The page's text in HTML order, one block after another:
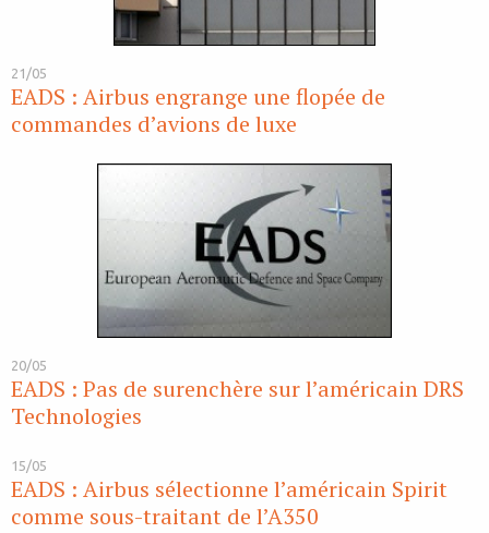
21/05
EADS : Airbus engrange une flopée de
commandes d’avions de luxe
20/05
EADS : Pas de surenchère sur l’américain DRS
Technologies
15/05
EADS : Airbus sélectionne l’américain Spirit
comme sous-traitant de l’A350